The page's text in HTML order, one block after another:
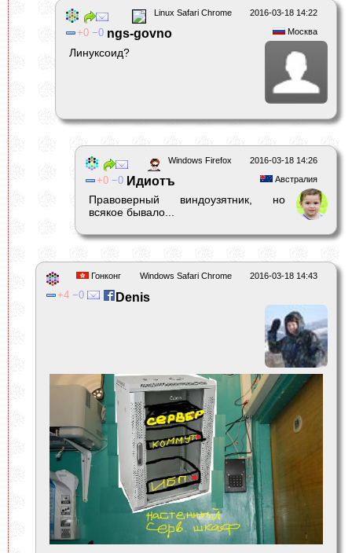
2016-03-18 14:22
Linux Safari Chrome
Москва
0 0 ngs-govno
Линуксоид?
2016-03-18 14:26
Windows Firefox
Австралия
0 0 Идиотъ
Правоверный виндоузятник, но
всякое бывало...
2016-03-18 14:43
Windows Safari Chrome
Гонконг
4 0 Denis